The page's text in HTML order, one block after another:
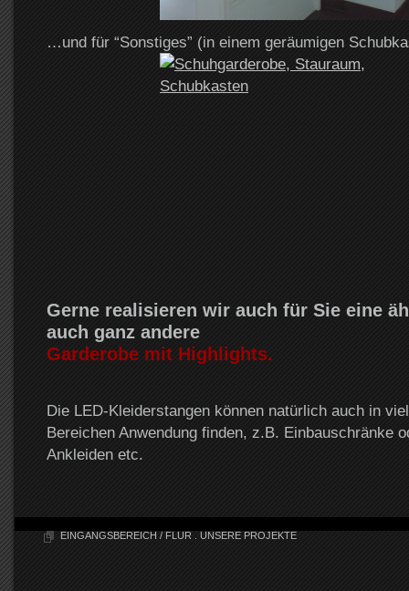
…und für “Sonstiges” (in einem geräumigen
Gerne realisieren wir auch für Sie eine
auch ganz andere
Garderobe mit Highlights.
Die LED-Kleiderstangen können natürlich auch in
Bereichen Anwendung finden, z.B. Einbauschränke
Ankleiden etc.
EINGANGSBEREICH / FLUR. UNSERE PROJEKTE